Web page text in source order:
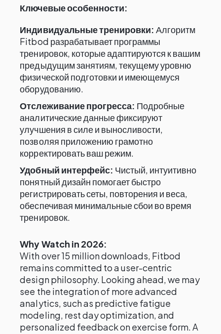
Ключевые особенности:
Индивидуальные тренировки: Алгоритм
Fitbod разрабатывает программы
тренировок, которые адаптируются к вашим
предыдущим занятиям, текущему уровню
физической подготовки и имеющемуся
оборудованию.
Отслеживание прогресса: Подробные
аналитические данные фиксируют
улучшения в силе и выносливости,
позволяя приложению грамотно
корректировать ваш режим.
Удобный интерфейс: Чистый, интуитивно
понятный дизайн помогает быстро
регистрировать сеты, повторения и веса,
обеспечивая минимальные сбои во время
тренировок.
Why Watch in 2026:
With over 15 million downloads, Fitbod
remains committed to a user-centric
design philosophy. Looking ahead, we may
see the integration of more advanced
analytics, such as predictive fatigue
modeling, rest day optimization, and
personalized feedback on exercise form. A